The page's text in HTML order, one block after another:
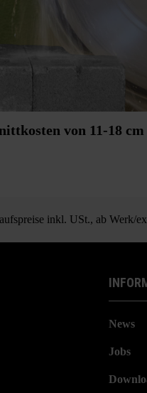
von 11-18
inkl. USt., ab Werk/
News
Jobs